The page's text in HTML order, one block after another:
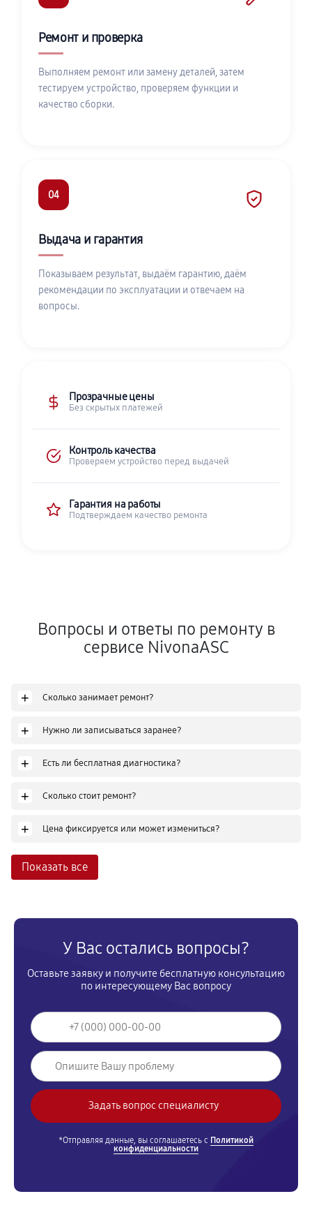
Ремонт и проверка
Выполняем ремонт или замену деталей, затем
тестируем устройство, проверяем функции и
качество сборки.
04
Выдача и гарантия
Показываем результат, выдаём гарантию, даём
рекомендации по эксплуатации и отвечаем на
вопросы.
Прозрачные цены
Без скрытых платежей
Контроль качества
Проверяем устройство перед выдачей
Гарантия на работы
Подтверждаем качество ремонта
Вопросы и ответы по ремонту в
сервисе NivonaASC
+ Сколько занимает ремонт?
+ Нужно ли записываться заранее?
+ Есть ли бесплатная диагностика?
+ Сколько стоит ремонт?
+ Цена фиксируется или может измениться?
Показать все
У Вас остались вопросы?
Оставьте заявку и получите бесплатную консультацию
по интересующему Вас вопросу
*Отправляя данные, вы соглашаетесь с Политикой
конфиденциальности